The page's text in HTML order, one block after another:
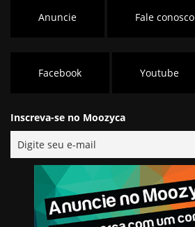
Anuncie Fale conosco
Facebook Youtube
Inscreva-se no Moozyca